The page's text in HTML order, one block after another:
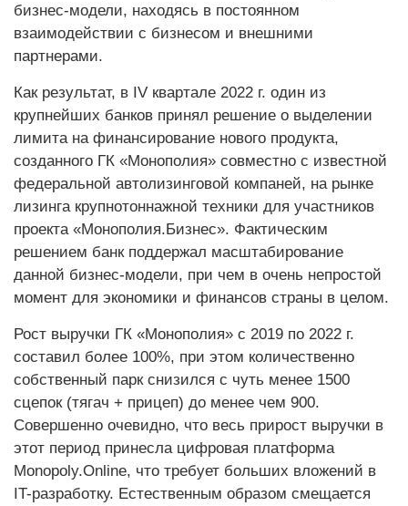
бизнес-модели, находясь в постоянном
взаимодействии с бизнесом и внешними
партнерами.
Как результат, в IV квартале 2022 г. один из
крупнейших банков принял решение о выделении
лимита на финансирование нового продукта,
созданного ГК «Монополия» совместно с известной
федеральной автолизинговой компаней, на рынке
лизинга крупнотоннажной техники для участников
проекта «Монополия.Бизнес». Фактическим
решением банк поддержал масштабирование
данной бизнес-модели, при чем в очень непростой
момент для экономики и финансов страны в целом.
Рост выручки ГК «Монополия» с 2019 по 2022 г.
составил более 100%, при этом количественно
собственный парк снизился с чуть менее 1500
сцепок (тягач + прицеп) до менее чем 900.
Совершенно очевидно, что весь прирост выручки в
этот период принесла цифровая платформа
Monopoly.Online, что требует больших вложений в
IT-разработку. Естественным образом смещается